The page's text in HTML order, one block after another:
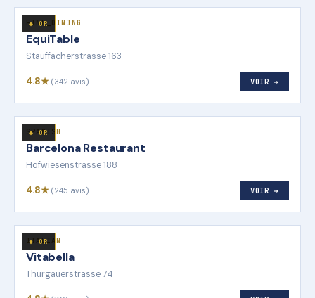
◆ OR
FINE_DINING
EquiTable
Stauffacherstrasse 163
4.8★ (342 avis) VOIR →
◆ OR
SPANISH
Barcelona Restaurant
Hofwiesenstrasse 188
4.8★ (245 avis) VOIR →
◆ OR
ITALIAN
Vitabella
Thurgauerstrasse 74